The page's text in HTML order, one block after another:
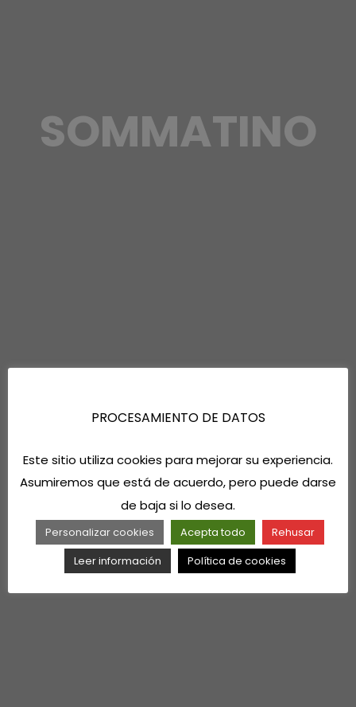
SOMMATINO
PROCESAMIENTO DE DATOS
Este sitio utiliza cookies para mejorar su experiencia.
Asumiremos que está de acuerdo, pero puede darse
de baja si lo desea.
Personalizar cookies Acepta todo
Rehusar
Leer información
Política de cookies